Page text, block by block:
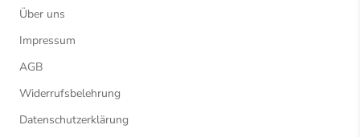
Über uns
Impressum
AGB
Widerrufsbelehrung
Datenschutzerklärung